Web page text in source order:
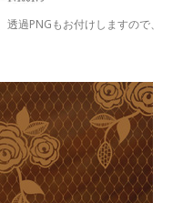
過PNGもお付けしますので、